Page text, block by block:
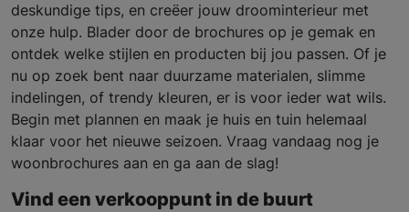
deskundige tips, en creëer jouw droominterieur met
onze hulp. Blader door de brochures op je gemak en
ontdek welke stijlen en producten bij jou passen. Of je
nu op zoek bent naar duurzame materialen, slimme
indelingen, of trendy kleuren, er is voor ieder wat wils.
Begin met plannen en maak je huis en tuin helemaal
klaar voor het nieuwe seizoen. Vraag vandaag nog je
woonbrochures aan en ga aan de slag!
Vind een verkooppunt in de buurt